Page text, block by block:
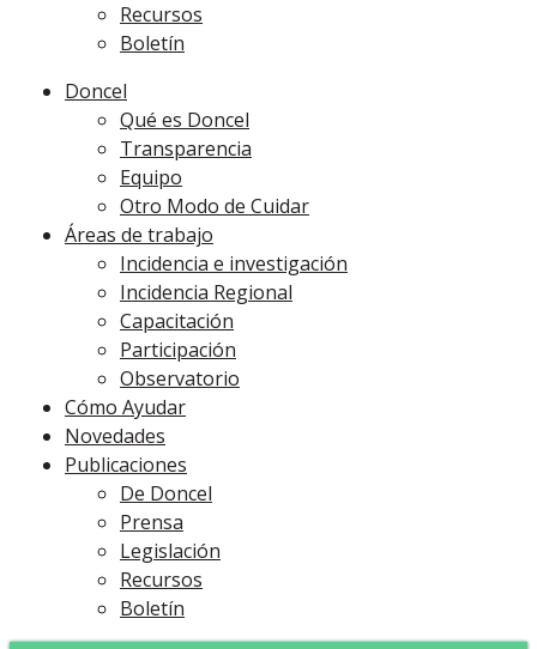
Recursos
Boletín
Doncel
Qué es Doncel
Transparencia
Equipo
Otro Modo de Cuidar
Áreas de trabajo
Incidencia e investigación
Incidencia Regional
Capacitación
Participación
Observatorio
Cómo Ayudar
Novedades
Publicaciones
De Doncel
Prensa
Legislación
Recursos
Boletín